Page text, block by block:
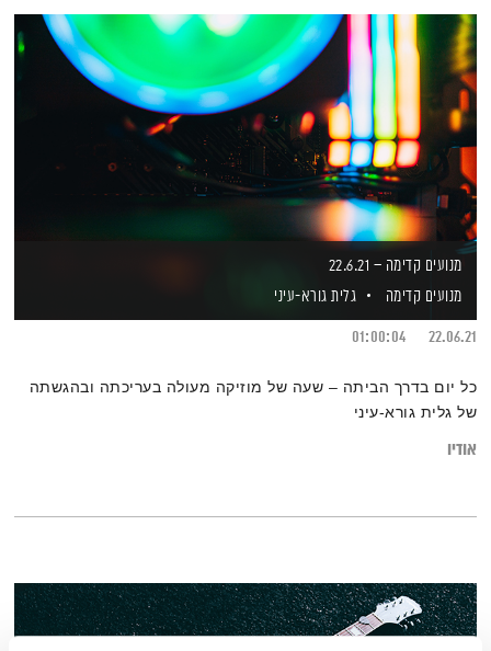
מנועים קדימה – 22.6.21
מנועים קדימה
גלית גורא-עיני
22.06.21
01:00:04
כל יום בדרך הביתה – שעה של מוזיקה מעולה בעריכתה ובהגשתה
של גלית גורא-עיני
אודיו